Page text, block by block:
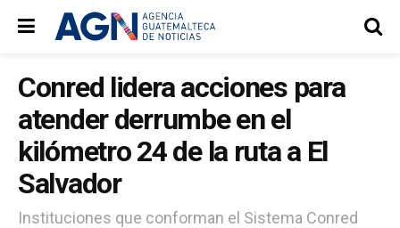
Conred lidera acciones para
atender derrumbe en el
kilómetro 24 de la ruta a El
Salvador
Instituciones que conforman el Sistema Conred